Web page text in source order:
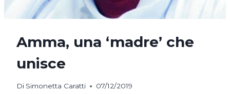
Amma, una ‘madre’ che
unisce
Di Simonetta Caratti 07/12/2019